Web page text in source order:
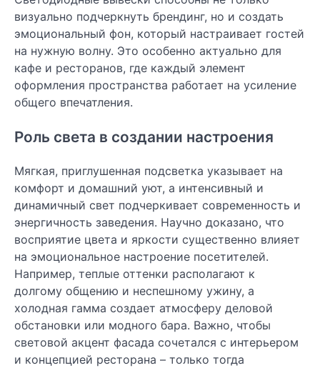
визуально подчеркнуть брендинг, но и создать
эмоциональный фон, который настраивает гостей
на нужную волну. Это особенно актуально для
кафе и ресторанов, где каждый элемент
оформления пространства работает на усиление
общего впечатления.
Роль света в создании настроения
Мягкая, приглушенная подсветка указывает на
комфорт и домашний уют, а интенсивный и
динамичный свет подчеркивает современность и
энергичность заведения. Научно доказано, что
восприятие цвета и яркости существенно влияет
на эмоциональное настроение посетителей.
Например, теплые оттенки располагают к
долгому общению и неспешному ужину, а
холодная гамма создает атмосферу деловой
обстановки или модного бара. Важно, чтобы
световой акцент фасада сочетался с интерьером
и концепцией ресторана – только тогда